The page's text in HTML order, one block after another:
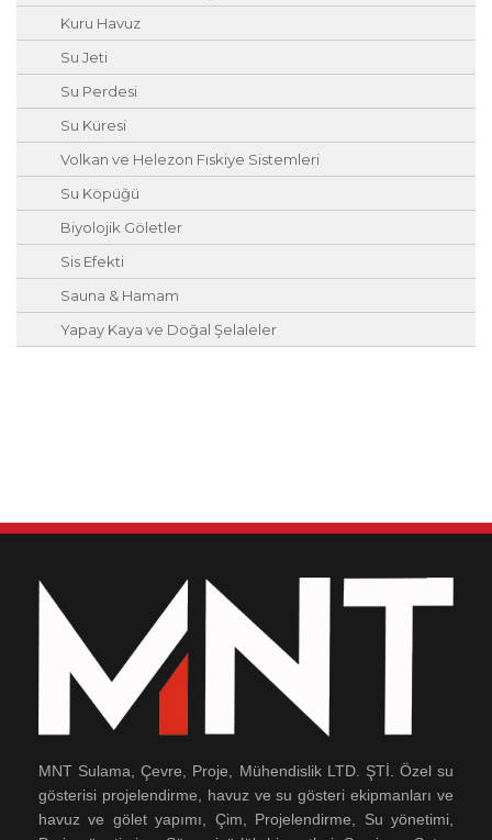
Kuru Havuz
Su Jeti
Su Perdesi
Su Küresi
Volkan ve Helezon Fıskiye Sistemleri
Su Köpüğü
Biyolojik Göletler
Sis Efekti
Sauna & Hamam
Yapay Kaya ve Doğal Şelaleler
MNT Sulama, Çevre, Proje, Mühendislik LTD. ŞTİ. Özel su
gösterisi projelendirme, havuz ve su gösteri ekipmanları ve
havuz ve gölet yapımı, Çim, Projelendirme, Su yönetimi,